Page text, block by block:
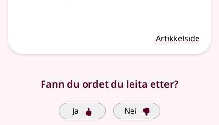
Artikkelside
Fann du ordet du leita etter?
Ja Nei